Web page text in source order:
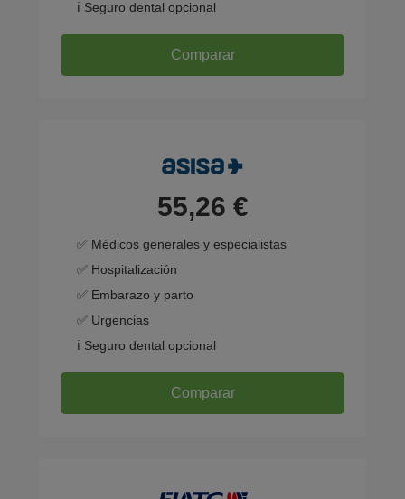
ℹ️ Seguro dental opcional
Comparar
55,26 €
✅ Médicos generales y especialistas
✅ Hospitalización
✅ Embarazo y parto
✅ Urgencias
ℹ️ Seguro dental opcional
Comparar